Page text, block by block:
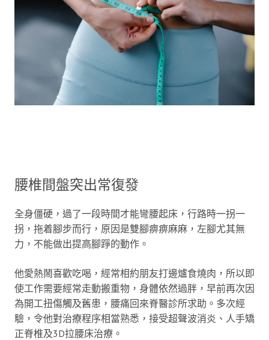
腰椎間盤突出常復發
全身僵硬，過了一段時間才能彎腰起床，行路時一拐一
拐，拖着腳步而行，原因是雙腳痹痹麻麻，左腳尤其無
力，不能做出提高腳踭的動作。
他愛熱鬧喜歡吃喝，經常相約朋友打邊爐食燒肉，所以即
使工作需要經常走動搬重物，身體依然過胖，早前再次因
為開工扭傷觸及舊患，腰痛回來脊醫診所求助。多次經
驗，令他對治療程序相當熟悉，接受超聲波消炎、人手矯
正脊椎及3D拉腰床治療。